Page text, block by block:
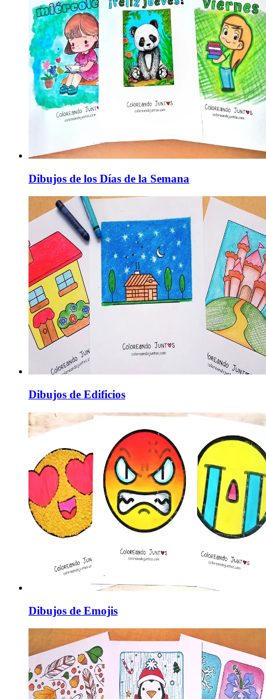
Dibujos de los Días de la Semana
Dibujos de Edificios
Dibujos de Emojis